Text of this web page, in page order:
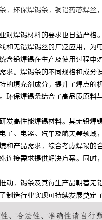
，环保焊锡条，铜铝药芯焊丝
对焊锡材料的要求也日益严
和无铅焊锡丝的广泛应用，为
含铅焊锡在生产及使用过程
求。焊锡条的不同规格和成分
的填充剂成分，提升了焊点
环保焊锡条结合了高品质原
发高性能焊锡材料。其无铅焊
子、电器、汽车及航天等领域
和产品需求，综合考虑焊锡
连接需求提供解决方案。同
动，锡条及其衍生产品朝着
制造行业实现可持续发展奠定